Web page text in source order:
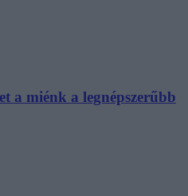
a miénk a legnépszerűbb